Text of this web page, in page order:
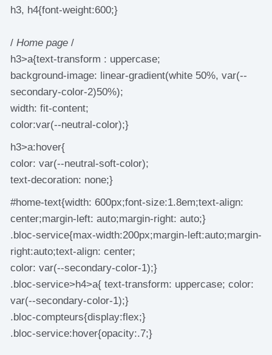
h3, h4{font-weight:600;}
/ Home page /
h3>a{text-transform : uppercase;
background-image: linear-gradient(white 50%, var(--
secondary-color-2)50%);
width: fit-content;
color:var(--neutral-color);}
h3>a:hover{
color: var(--neutral-soft-color);
text-decoration: none;}
#home-text{width: 600px;font-size:1.8em;text-align:
center;margin-left: auto;margin-right: auto;}
.bloc-service{max-width:200px;margin-left:auto;margin-
right:auto;text-align: center;
color: var(--secondary-color-1);}
.bloc-service>h4>a{ text-transform: uppercase; color:
var(--secondary-color-1);}
.bloc-compteurs{display:flex;}
.bloc-service:hover{opacity:.7;}